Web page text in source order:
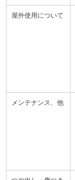
屋外使用について
メンテナンス、他